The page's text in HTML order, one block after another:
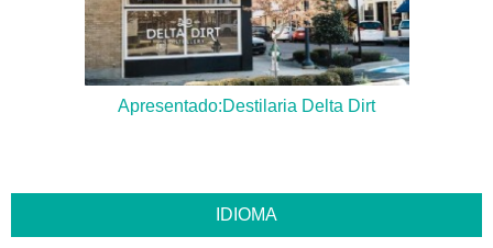
Apresentado:Destilaria Delta Dirt